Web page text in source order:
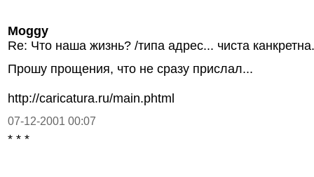
Moggy
Re: Что наша жизнь? /типа адрес... чиста
Прошу прощения, что не сразу прислал...
http://caricatura.ru/main.phtml
07-12-2001 00:07
* * *